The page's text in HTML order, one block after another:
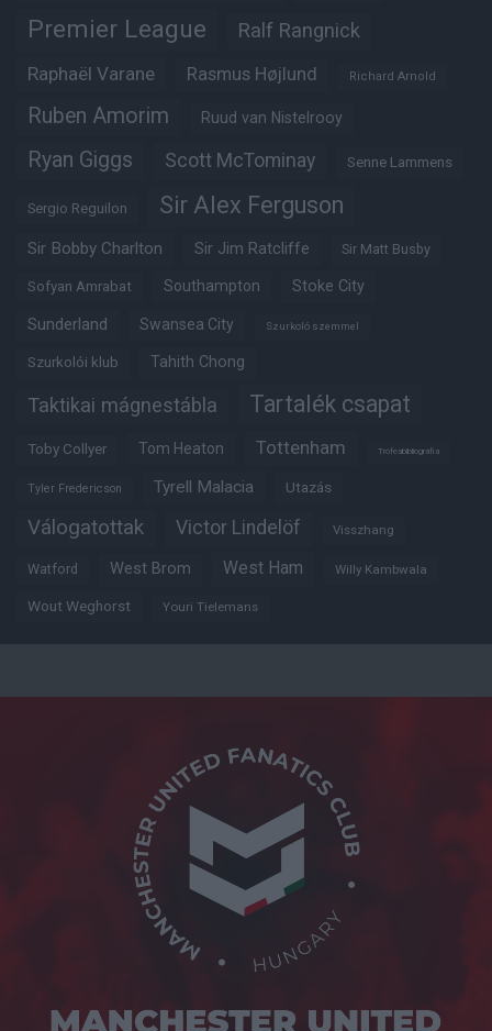
Premier League Ralf Rangnick
Raphaël Varane Rasmus Højlund Richard Arnold
Ruben Amorim Ruud van Nistelrooy
Ryan Giggs Scott McTominay Senne Lammens
Sergio Reguilon Sir Alex Ferguson
Sir Bobby Charlton Sir Jim Ratcliffe Sir Matt Busby
Sofyan Amrabat Southampton Stoke City
Sunderland Swansea City Szurkoló szemmel
Szurkolói klub Tahith Chong
Taktikai mágnestábla Tartalék csapat
Toby Collyer Tom Heaton Tottenham Trófeabibliográfia
Tyler Fredericson Tyrell Malacia Utazás
Válogatottak Victor Lindelöf Visszhang
Watford West Brom West Ham Willy Kambwala
Wout Weghorst Youri Tielemans